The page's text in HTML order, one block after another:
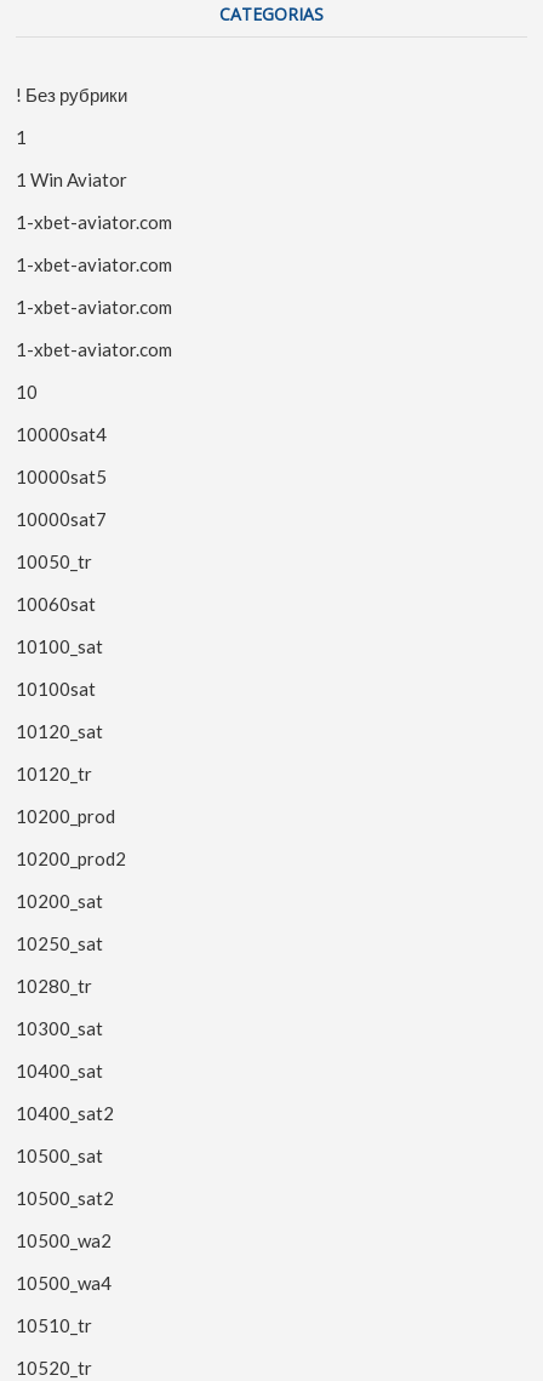
CATEGORIAS
! Без рубрики
1
1 Win Aviator
1-xbet-aviator.com
1-xbet-aviator.com
1-xbet-aviator.com
1-xbet-aviator.com
10
10000sat4
10000sat5
10000sat7
10050_tr
10060sat
10100_sat
10100sat
10120_sat
10120_tr
10200_prod
10200_prod2
10200_sat
10250_sat
10280_tr
10300_sat
10400_sat
10400_sat2
10500_sat
10500_sat2
10500_wa2
10500_wa4
10510_tr
10520_tr